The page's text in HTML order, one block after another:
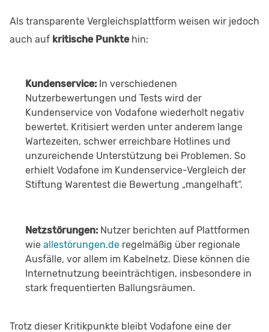
Als transparente Vergleichsplattform weisen wir jedoch
auch auf kritische Punktehin:
Kundenservice: In verschiedenen
Nutzerbewertungen und Tests wird der
Kundenservice von Vodafone wiederholt negativ
bewertet. Kritisiert werden unter anderem lange
Wartezeiten, schwer erreichbare Hotlines und
unzureichende Unterstützung bei Problemen. So
erhielt Vodafone im Kundenservice-Vergleich der
Stiftung Warentest die Bewertung „mangelhaft“.
Netzstörungen: Nutzer berichten auf Plattformen
wie allestörungen.de regelmäßig über regionale
Ausfälle, vor allem im Kabelnetz. Diese können die
Internetnutzung beeinträchtigen, insbesondere in
stark frequentierten Ballungsräumen.
Trotz dieser Kritikpunkte bleibt Vodafone eine der